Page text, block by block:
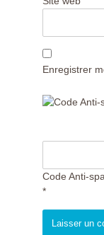
Enregistrer
Code Anti-
*